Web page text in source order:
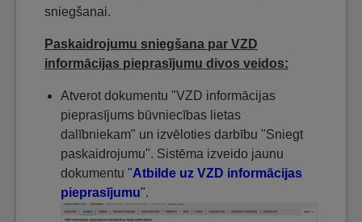
sniegšanai.
Paskaidrojumu sniegšana par VZD
informācijas pieprasījumu divos veidos:
Atverot dokumentu "VZD informācijas
pieprasījums būvniecības lietas
dalībniekam" un izvēloties darbību "Sniegt
paskaidrojumu". Sistēma izveido jaunu
dokumentu "Atbilde uz VZD informācijas
pieprasījumu".